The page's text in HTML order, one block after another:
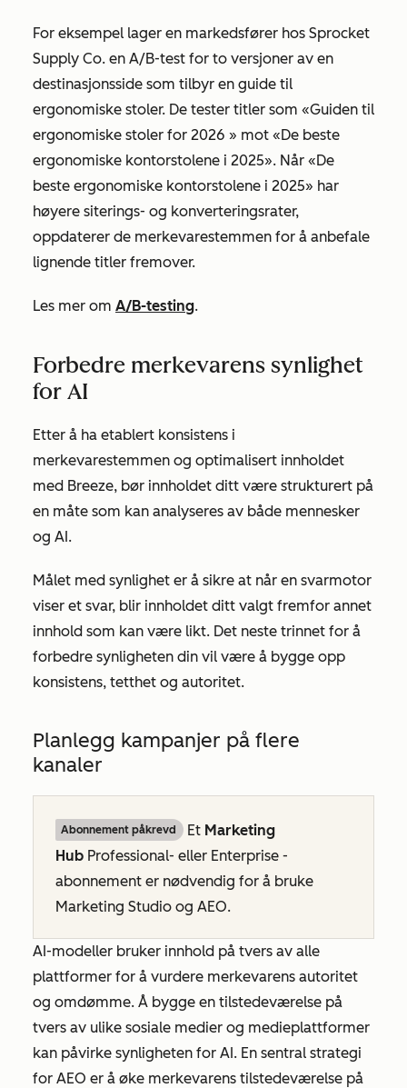
For eksempel lager en markedsfører hos Sprocket
Supply Co. en A/B-test for to versjoner av en
destinasjonsside som tilbyr en guide til
ergonomiske stoler. De tester titler som «Guiden til
ergonomiske stoler for 2026 » mot «De beste
ergonomiske kontorstolene i 2025». Når «De
beste ergonomiske kontorstolene i 2025» har
høyere siterings- og konverteringsrater,
oppdaterer de merkevarestemmen for å anbefale
lignende titler fremover.
Les mer om A/B-testing.
Forbedre merkevarens synlighet
for AI
Etter å ha etablert konsistens i
merkevarestemmen og optimalisert innholdet
med Breeze, bør innholdet ditt være strukturert på
en måte som kan analyseres av både mennesker
og AI.
Målet med synlighet er å sikre at når en svarmotor
viser et svar, blir innholdet ditt valgt fremfor annet
innhold som kan være likt. Det neste trinnet for å
forbedre synligheten din vil være å bygge opp
konsistens, tetthet og autoritet.
Planlegg kampanjer på flere
kanaler
Abonnement påkrevd Et Marketing
Hub Professional- eller Enterprise -
abonnement er nødvendig for å bruke
Marketing Studio og AEO.
AI-modeller bruker innhold på tvers av alle
plattformer for å vurdere merkevarens autoritet
og omdømme. Å bygge en tilstedeværelse på
tvers av ulike sosiale medier og medieplattformer
kan påvirke synligheten for AI. En sentral strategi
for AEO er å øke merkevarens tilstedeværelse på